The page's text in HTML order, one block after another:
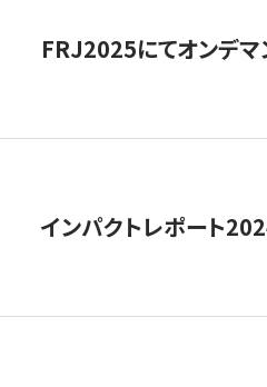
FRJ2025にてオンデマ
インパクトレポート